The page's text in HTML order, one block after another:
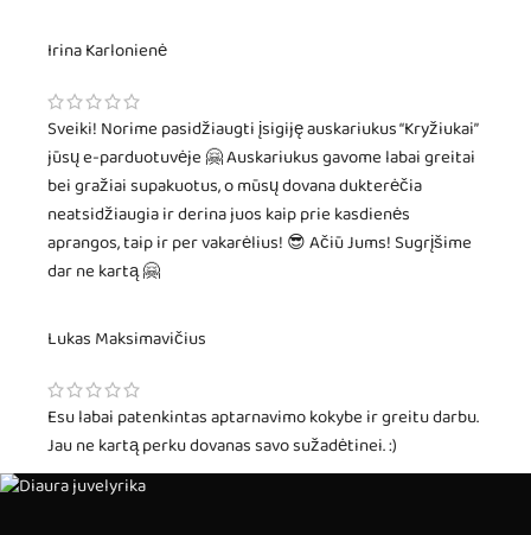
Irina Karlonienė
Sveiki! Norime pasidžiaugti įsigiję auskariukus “Kryžiukai”
jūsų e-parduotuvėje 🤗 Auskariukus gavome labai greitai
bei gražiai supakuotus, o mūsų dovana dukterėčia
neatsidžiaugia ir derina juos kaip prie kasdienės
aprangos, taip ir per vakarėlius! 😎 Ačiū Jums! Sugrįšime
dar ne kartą 🤗
Lukas Maksimavičius
Esu labai patenkintas aptarnavimo kokybe ir greitu darbu.
Jau ne kartą perku dovanas savo sužadėtinei. :)